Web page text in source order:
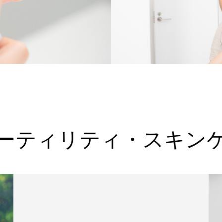
ティリティ・スキン